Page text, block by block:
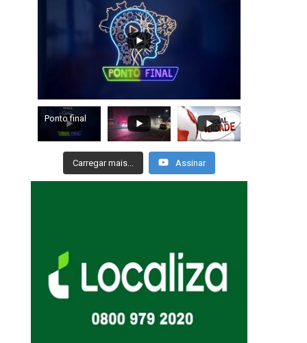
Ponto final
Carregar mais... Assinar